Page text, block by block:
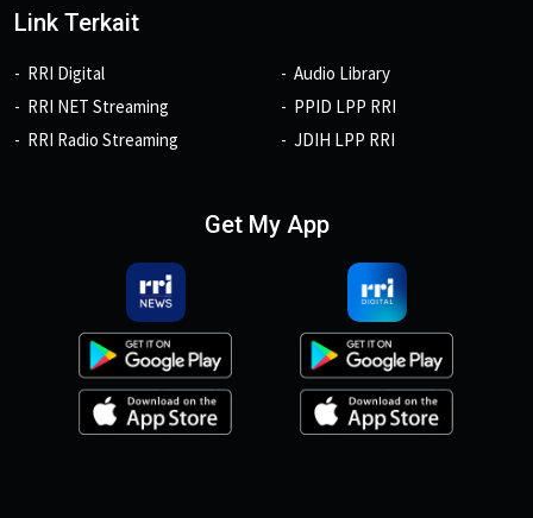
Link Terkait
RRI Digital
RRI NET Streaming
RRI Radio Streaming
Audio Library
PPID LPP RRI
JDIH LPP RRI
Get My App